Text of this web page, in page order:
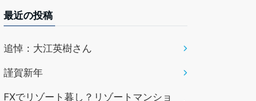
最近の投稿
追悼：大江英樹さん
謹賀新年
FXでリゾート暮し？リゾートマンショ